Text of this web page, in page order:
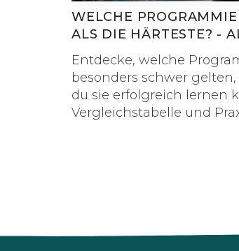
WELCHE
ALS DIE HÄRTESTE? -
WISSEN MUSST
Entdecke, welche
besonders schwer
du sie erfolgreich lernen
Vergleichstabelle und